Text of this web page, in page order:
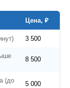
Цена, ₽
3 500
8 500
(до
5 000